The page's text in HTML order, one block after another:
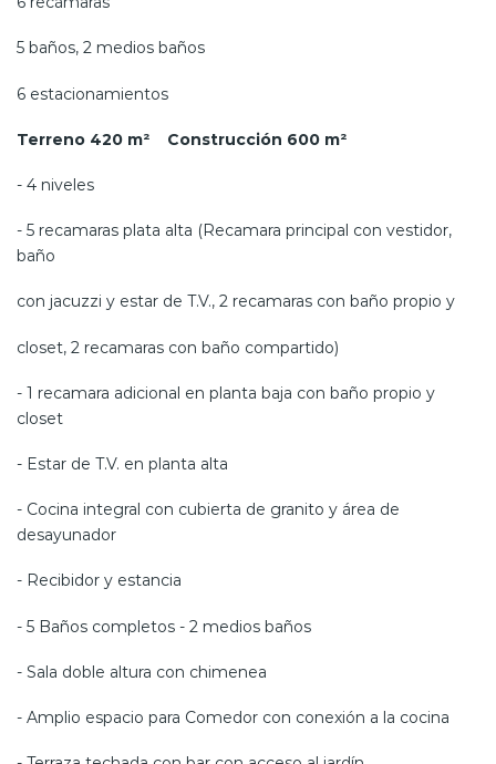
5 baños, 2 medios baños
6 estacionamientos
Terreno 420 m² Construcción 600 m²
- 4 niveles
- 5 recamaras plata alta (Recamara principal con vestidor,
baño
con jacuzzi y estar de T.V., 2 recamaras con baño propio y
closet, 2 recamaras con baño compartido)
- 1 recamara adicional en planta baja con baño propio y
closet
- Estar de T.V. en planta alta
- Cocina integral con cubierta de granito y área de
desayunador
- Recibidor y estancia
- 5 Baños completos - 2 medios baños
- Sala doble altura con chimenea
- Amplio espacio para Comedor con conexión a la cocina